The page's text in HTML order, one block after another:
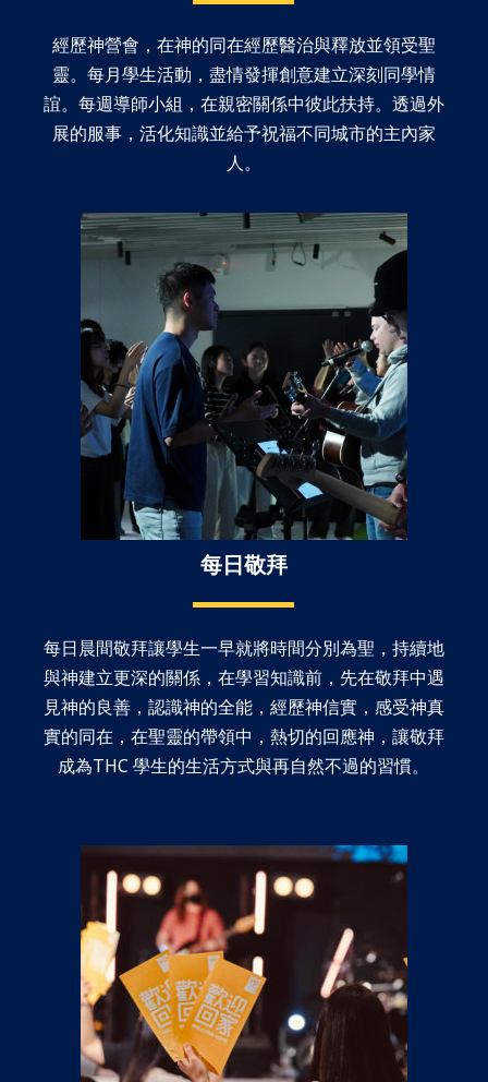
經歷神營會，在神的同在經歷醫治與釋放並領受聖
靈。每月學生活動，盡情發揮創意建立深刻同學情
誼。每週導師小組，在親密關係中彼此扶持。透過外
展的服事， 活化知識並給予祝福不同城市的主內家
人。
每日敬拜
每日晨間敬拜讓學生一早就將時間分別為聖，持續地
與神建立更深的關係，在學習知識前，先在敬拜中遇
見神的良善，認識神的全能，經歷神信實，感受神真
實的同在，在聖靈的帶領中，熱切的回應神，讓敬拜
成為THC 學生的生活方式與再自然不過的習慣。